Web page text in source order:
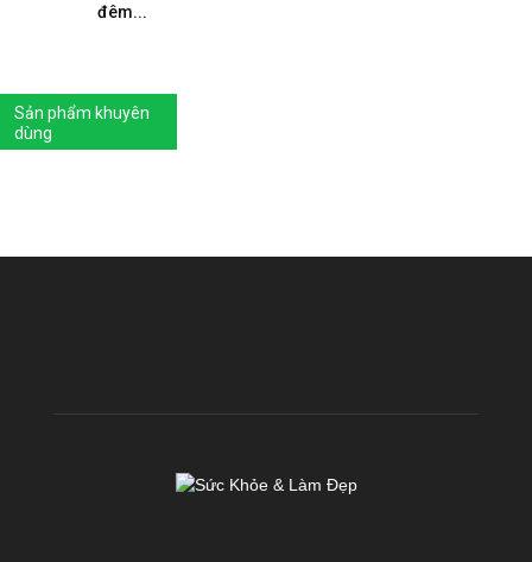
đêm...
Sản phẩm khuyên
dùng